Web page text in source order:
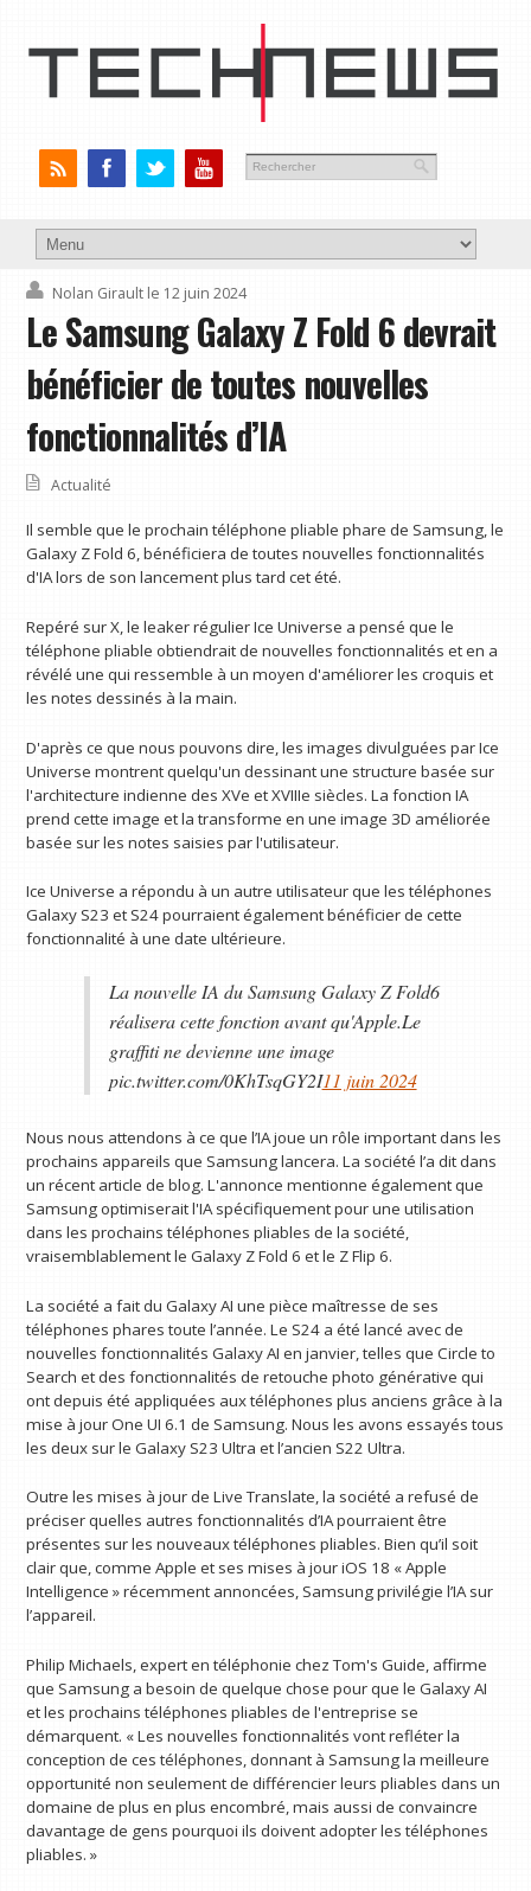
Nolan Girault le 12 juin 2024
Le Samsung Galaxy Z Fold 6 devrait
bénéficier de toutes nouvelles
fonctionnalités d’IA
Actualité
Il semble que le prochain téléphone pliable phare de Samsung, le
Galaxy Z Fold 6, bénéficiera de toutes nouvelles fonctionnalités
d'IA lors de son lancement plus tard cet été.
Repéré sur X, le leaker régulier Ice Universe a pensé que le
téléphone pliable obtiendrait de nouvelles fonctionnalités et en a
révélé une qui ressemble à un moyen d'améliorer les croquis et
les notes dessinés à la main.
D'après ce que nous pouvons dire, les images divulguées par Ice
Universe montrent quelqu'un dessinant une structure basée sur
l'architecture indienne des XVe et XVIIIe siècles. La fonction IA
prend cette image et la transforme en une image 3D améliorée
basée sur les notes saisies par l'utilisateur.
Ice Universe a répondu à un autre utilisateur que les téléphones
Galaxy S23 et S24 pourraient également bénéficier de cette
fonctionnalité à une date ultérieure.
La nouvelle IA du Samsung Galaxy Z Fold6
réalisera cette fonction avant qu'Apple.Le
graffiti ne devienne une image
pic.twitter.com/0KhTsqGY2I11 juin 2024
Nous nous attendons à ce que l’IA joue un rôle important dans les
prochains appareils que Samsung lancera. La société l’a dit dans
un récent article de blog. L'annonce mentionne également que
Samsung optimiserait l'IA spécifiquement pour une utilisation
dans les prochains téléphones pliables de la société,
vraisemblablement le Galaxy Z Fold 6 et le Z Flip 6.
La société a fait du Galaxy AI une pièce maîtresse de ses
téléphones phares toute l’année. Le S24 a été lancé avec de
nouvelles fonctionnalités Galaxy AI en janvier, telles que Circle to
Search et des fonctionnalités de retouche photo générative qui
ont depuis été appliquées aux téléphones plus anciens grâce à la
mise à jour One UI 6.1 de Samsung. Nous les avons essayés tous
les deux sur le Galaxy S23 Ultra et l’ancien S22 Ultra.
Outre les mises à jour de Live Translate, la société a refusé de
préciser quelles autres fonctionnalités d’IA pourraient être
présentes sur les nouveaux téléphones pliables. Bien qu’il soit
clair que, comme Apple et ses mises à jour iOS 18 « Apple
Intelligence » récemment annoncées, Samsung privilégie l’IA sur
l’appareil.
Philip Michaels, expert en téléphonie chez Tom's Guide, affirme
que Samsung a besoin de quelque chose pour que le Galaxy AI
et les prochains téléphones pliables de l'entreprise se
démarquent. « Les nouvelles fonctionnalités vont refléter la
conception de ces téléphones, donnant à Samsung la meilleure
opportunité non seulement de différencier leurs pliables dans un
domaine de plus en plus encombré, mais aussi de convaincre
davantage de gens pourquoi ils doivent adopter les téléphones
pliables. »